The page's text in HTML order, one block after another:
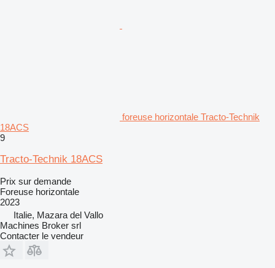
foreuse horizontale Tracto-Technik
18ACS
9
Tracto-Technik 18ACS
Prix sur demande
Foreuse horizontale
2023
Italie, Mazara del Vallo
Machines Broker srl
Contacter le vendeur